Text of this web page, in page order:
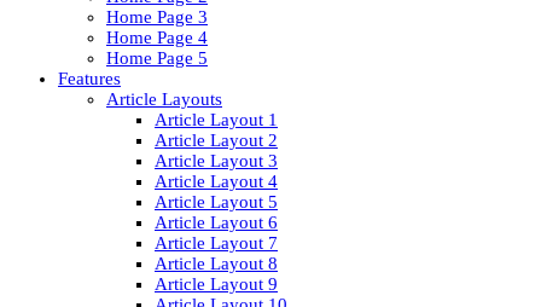
Home Page 3
Home Page 4
Home Page 5
Features
Article Layouts
Article Layout 1
Article Layout 2
Article Layout 3
Article Layout 4
Article Layout 5
Article Layout 6
Article Layout 7
Article Layout 8
Article Layout 9